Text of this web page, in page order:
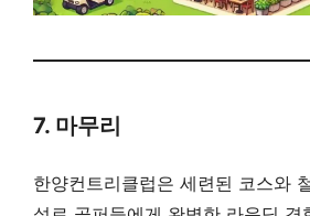
7. 마무리
한양컨트리클럽은 세련된 코스와